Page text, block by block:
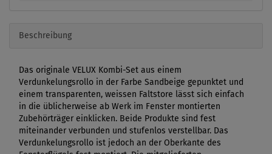
Beschreibung
Das originale VELUX Kombi-Set aus einem
Verdunkelungsrollo in der Farbe Sandbeige gepunktet und
einem transparenten, weissen Faltstore lässt sich einfach
in die üblicherweise ab Werk im Fenster montierten
Zubehörträger einklicken. Beide Produkte sind fest
miteinander verbunden und stufenlos verstellbar. Das
Verdunkelungsrollo ist jedoch an der Oberkante des